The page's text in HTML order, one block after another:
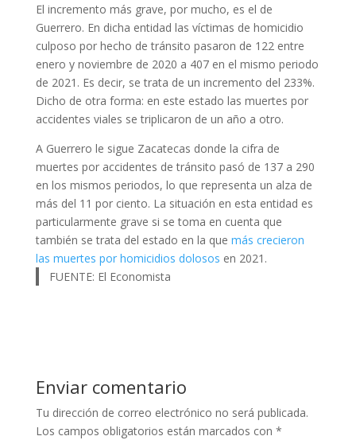
El incremento más grave, por mucho, es el de
Guerrero. En dicha entidad las víctimas de homicidio
culposo por hecho de tránsito pasaron de 122 entre
enero y noviembre de 2020 a 407 en el mismo periodo
de 2021. Es decir, se trata de un incremento del 233%.
Dicho de otra forma: en este estado las muertes por
accidentes viales se triplicaron de un año a otro.
A Guerrero le sigue Zacatecas donde la cifra de
muertes por accidentes de tránsito pasó de 137 a 290
en los mismos periodos, lo que representa un alza de
más del 11 por ciento. La situación en esta entidad es
particularmente grave si se toma en cuenta que
también se trata del estado en la que más crecieron
las muertes por homicidios dolosos en 2021.
FUENTE: El Economista
Enviar comentario
Tu dirección de correo electrónico no será publicada.
Los campos obligatorios están marcados con *